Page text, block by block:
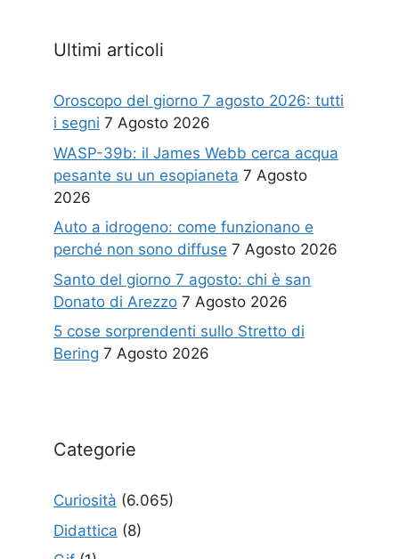
Ultimi articoli
Oroscopo del giorno 7 agosto 2026: tutti
i segni 7 Agosto 2026
WASP-39b: il James Webb cerca acqua
pesante su un esopianeta 7 Agosto
2026
Auto a idrogeno: come funzionano e
perché non sono diffuse 7 Agosto 2026
Santo del giorno 7 agosto: chi è san
Donato di Arezzo 7 Agosto 2026
5 cose sorprendenti sullo Stretto di
Bering 7 Agosto 2026
Categorie
Curiosità (6.065)
Didattica (8)